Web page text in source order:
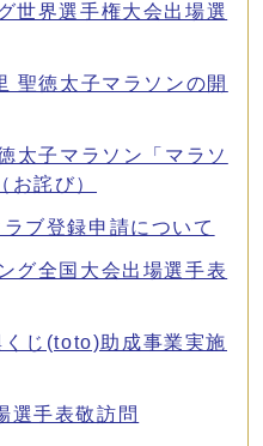
世界選手権大会出場選
聖徳太子マラソンの開
太子マラソン「マラソ
お詫び）
ブ登録申請について
グ全国大会出場選手表
じ(toto)助成事業実施
選手表敬訪問